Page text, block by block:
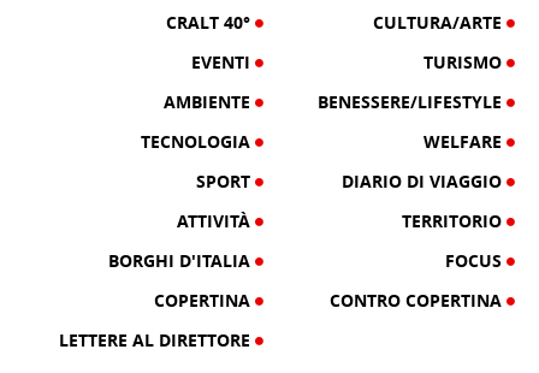
CRALT 40°
CULTURA/ARTE
EVENTI
TURISMO
AMBIENTE
BENESSERE/LIFESTYLE
TECNOLOGIA
WELFARE
SPORT
DIARIO DI VIAGGIO
ATTIVITÀ
TERRITORIO
BORGHI D'ITALIA
FOCUS
COPERTINA
CONTRO COPERTINA
LETTERE AL DIRETTORE